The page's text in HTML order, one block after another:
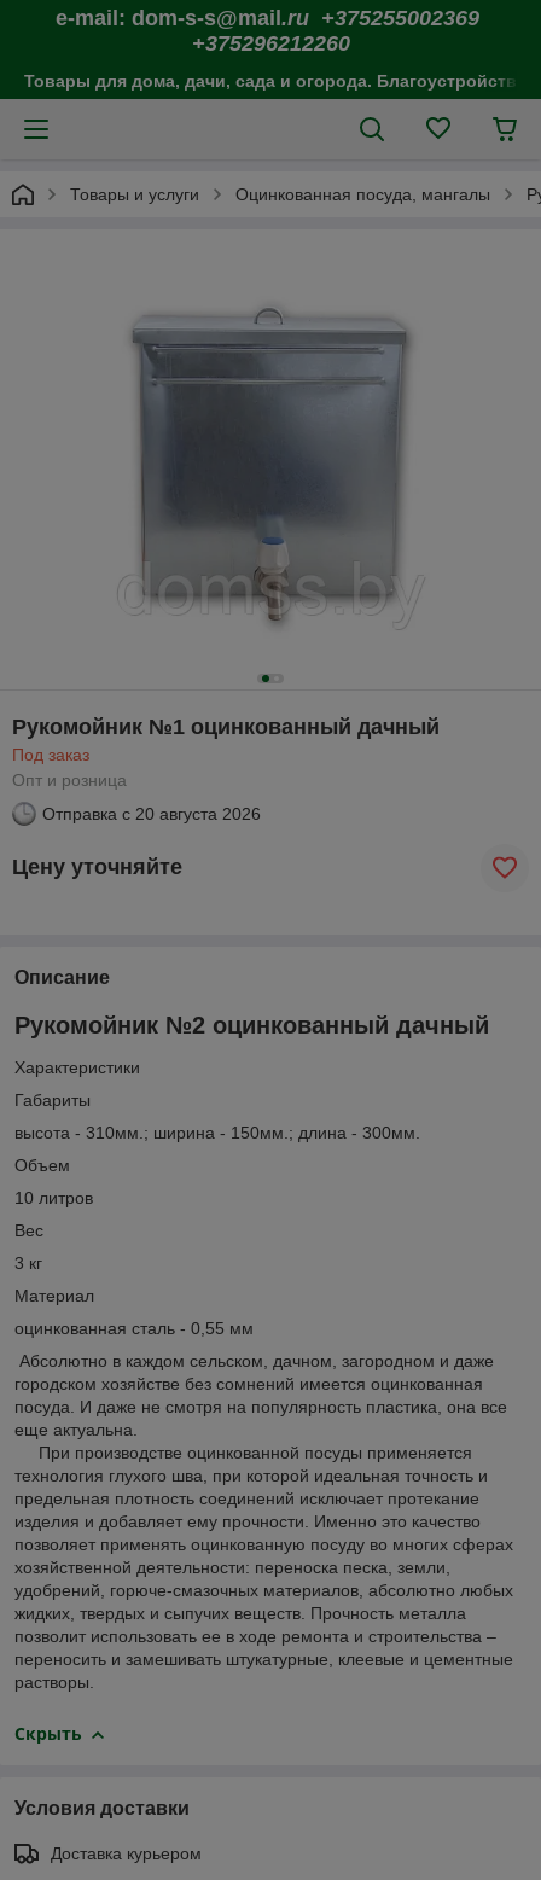
e-mail: dom-s-s@mail .ru +375255002369
+375296212260
Товары для дома, дачи, сада и огорода. Благоустройство
Товары и услуги Оцинкованная посуда, мангалы
Рукомойник №1 оцинкованный дачный
Под заказ
Опт и розница
Отправка с 20 августа 2026
Цену уточняйте
Описание
Рукомойник №2 оцинкованный дачный
Характеристики
Габариты
высота - 310мм.; ширина - 150мм.; длина - 300мм.
Объем
10 литров
Вес
3 кг
Материал
оцинкованная сталь - 0,55 мм
Абсолютно в каждом сельском, дачном, загородном и даже
городском хозяйстве без сомнений имеется оцинкованная
посуда. И даже не смотря на популярность пластика, она все
еще актуальна.
При производстве оцинкованной посуды применяется
технология глухого шва, при которой идеальная точность и
предельная плотность соединений исключает протекание
изделия и добавляет ему прочности. Именно это качество
позволяет применять оцинкованную посуду во многих сферах
хозяйственной деятельности: переноска песка, земли,
удобрений, горюче-смазочных материалов, абсолютно любых
жидких, твердых и сыпучих веществ. Прочность металла
позволит использовать ее в ходе ремонта и строительства –
переносить и замешивать штукатурные, клеевые и цементные
растворы.
Скрыть
Условия доставки
Доставка курьером